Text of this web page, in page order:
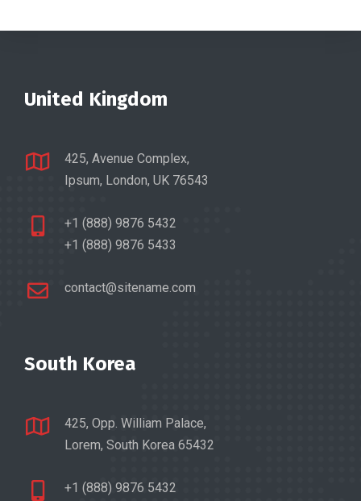
United Kingdom
425, Avenue Complex,
Ipsum, London, UK 76543
+1 (888) 9876 5432
+1 (888) 9876 5433
contact@sitename.com
South Korea
425, Opp. William Palace,
Lorem, South Korea 65432
+1 (888) 9876 5432